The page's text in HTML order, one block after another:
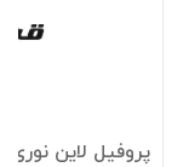
پروفیل لاین نوری